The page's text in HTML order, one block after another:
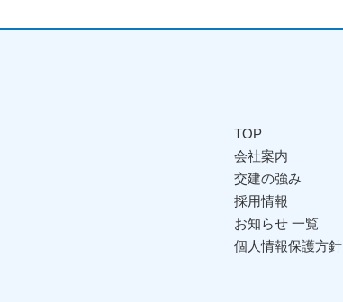
TOP
会社案内
交建の強み
採用情報
お知らせ 一覧
個人情報保護方針